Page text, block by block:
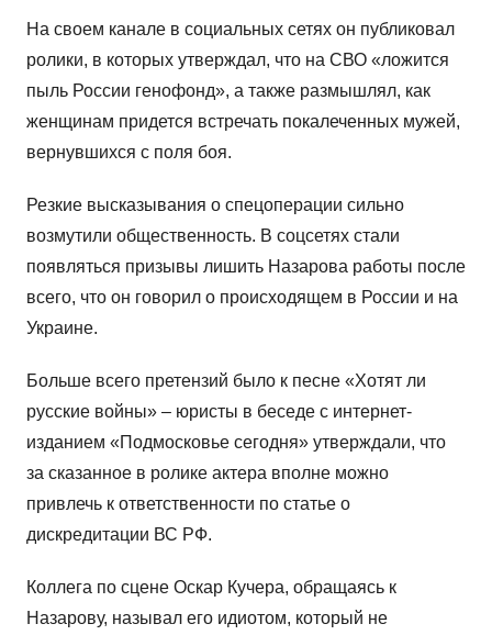
На своем канале в социальных сетях он публиковал
ролики, в которых утверждал, что на СВО «ложится
пыль России генофонд», а также размышлял, как
женщинам придется встречать покалеченных мужей,
вернувшихся с поля боя.
Резкие высказывания о спецоперации сильно
возмутили общественность. В соцсетях стали
появляться призывы лишить Назарова работы после
всего, что он говорил о происходящем в России и на
Украине.
Больше всего претензий было к песне «Хотят ли
русские войны» – юристы в беседе с интернет-
изданием «Подмосковье сегодня» утверждали, что
за сказанное в ролике актера вполне можно
привлечь к ответственности по статье о
дискредитации ВС РФ.
Коллега по сцене Оскар Кучера, обращаясь к
Назарову, называл его идиотом, который не